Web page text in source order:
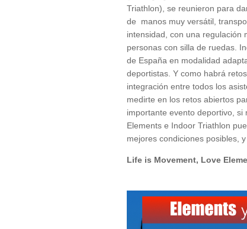
Triathlon), se reunieron para
de manos muy versátil,
intensidad, con una regulación
personas con silla de ruedas.
de España en modalidad
deportistas. Y como habrá
integración entre todos los
medirte en los retos abiertos
importante evento deportivo,
Elements e Indoor Triathlon
mejores condiciones posibles,
Life is Movement, Love